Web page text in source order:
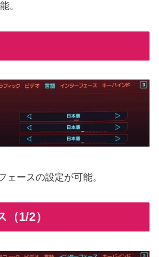
。
ェースの設定が可能。
1/2）